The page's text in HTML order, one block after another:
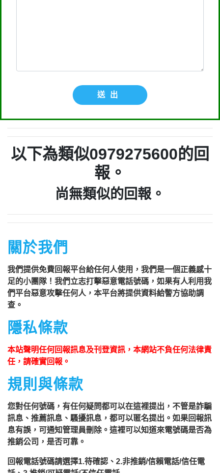
不明的推銷,提高警覺 ( 包括不良銷售手
匿名：
👎 推銷/可疑電話/不信任電話
回報內容：0979275600他是民間借
款，他會用地政系統光電版大量私拉你
屋二類謄本，在未經你們同意下或未經
社區警衛同意下，進入社區或公寓，到
你家按電鈴拜訪你，你不在家的話，他
一定到你家信箱貼放紙條(名片)或寄推
銷郵件到你家，做推銷，你們如果不舒
訴。 2012年上路的「個人資料保護
法」，第20條第2項規定「非公務機關
依前項規定利用個人資料行銷者，當事
人表示拒絕接受行銷時，應即停止利用
其個人資料行銷」，第11條也明訂「違
反本法規定蒐集、處理或利用個人資料
者，應主動或依當事人之請求，刪除、
停止蒐集、處理或利用該個人資料」。
只要接到未經書面同意的單位打來的推
銷電話或寄推銷郵件到府做推銷，都可
以提告，刑期2年到5年不等，單一事件
送出
以下為類似0979275600的回
報。
尚無類似的回報。
關於我們
我們提供免費回報平台給任何人使用，我們是一個正義感十
足的小團隊！我們立志打擊惡意電話號碼，如果有人利用我
們平台惡意攻擊任何人，本平台將提供資料給警方協助調
查。
隱私條款
本站聲明任何回報訊息及刊登資訊，本網站不負任何法律責
任，請確實回報。
規則與條款
您對任何號碼，有任何疑問都可以在這裡提出，不管是詐騙
訊息、推薦訊息、騷擾訊息，都可以匿名提出。如果回報訊
息有誤，可通知管理員刪除。這裡可以知道來電號碼是否為
推銷公司，是否可靠。
回報電話號碼請選擇1.待確認、2.非推銷/信賴電話/信任電